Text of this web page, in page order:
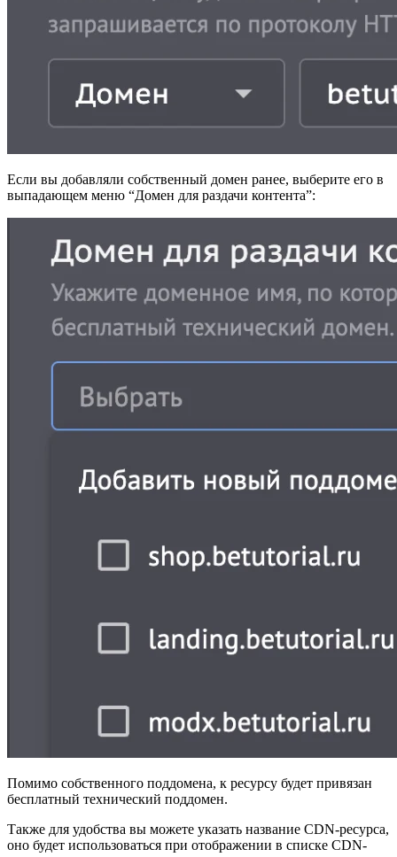
Если вы добавляли собственный домен ранее, выберите его в
выпадающем меню “Домен для раздачи контента”:
Помимо собственного поддомена, к ресурсу будет привязан
бесплатный технический поддомен.
Также для удобства вы можете указать название CDN-ресурса,
оно будет использоваться при отображении в списке CDN-